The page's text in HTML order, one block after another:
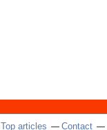
Top articles Contact